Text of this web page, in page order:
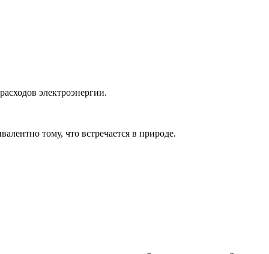
электроэнергии.
тому, что встречается в природе.